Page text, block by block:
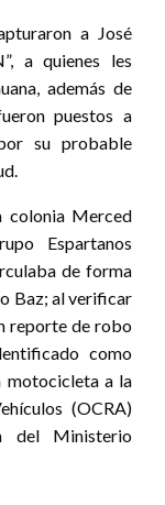
a José
a quienes les
además de
puestos a
su probable
colonia Merced
Espartanos
de forma
Baz; al verificar
reporte de robo
como
motocicleta a la
(OCRA)
del Ministerio